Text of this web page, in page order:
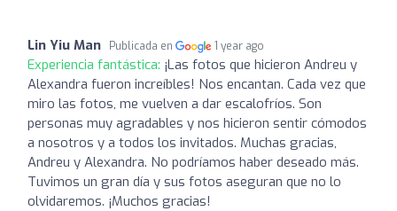
Lin Yiu Man Publicada en 1 year ago
Experiencia fantástica: ¡Las fotos que hicieron Andreu y
Alexandra fueron increíbles! Nos encantan. Cada vez que
miro las fotos, me vuelven a dar escalofríos. Son
personas muy agradables y nos hicieron sentir cómodos
a nosotros y a todos los invitados. Muchas gracias,
Andreu y Alexandra. No podríamos haber deseado más.
Tuvimos un gran día y sus fotos aseguran que no lo
olvidaremos. ¡Muchos gracias!